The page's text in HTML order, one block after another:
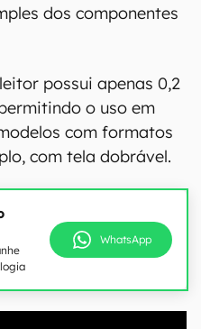
dos componentes
possui apenas 0,2
o uso em
com formatos
com tela dobrável.
WhatsApp